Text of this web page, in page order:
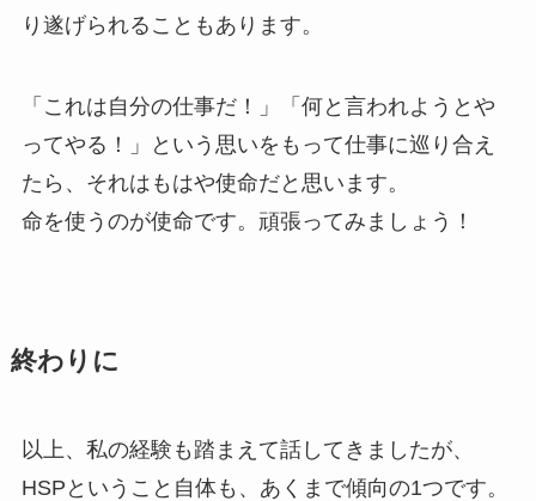
り遂げられることもあります。
「これは自分の仕事だ！」「何と言われようとや
ってやる！」という思いをもって仕事に巡り合え
たら、それはもはや使命だと思います。
命を使うのが使命です。頑張ってみましょう！
終わりに
以上、私の経験も踏まえて話してきましたが、
HSPということ自体も、あくまで傾向の1つです。